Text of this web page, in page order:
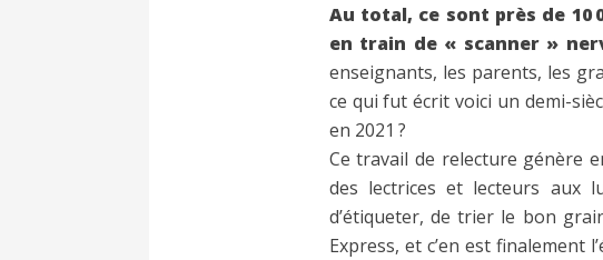
Au total, ce sont près de 10
en train de « scanner »
enseignants, les parents, les
ce qui fut écrit voici un demi-
en 2021 ?
Ce travail de relecture génère
des lectrices et lecteurs aux
d’étiqueter, de trier le bon
Express, et c’en est finalement